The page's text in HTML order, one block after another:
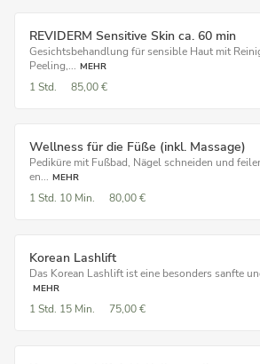
REVIDERM Sensitive Skin ca. 60 min
Gesichtsbehandlung für sensible Haut mit
Peeling,... MEHR
1 Std. 85,00 €
Wellness für die Füße (inkl. Massage)
Pediküre mit Fußbad, Nägel schneiden und
en... MEHR
1 Std. 10 Min. 80,00 €
Korean Lashlift
Das Korean Lashlift ist eine besonders sanfte
MEHR
1 Std. 15 Min. 75,00 €